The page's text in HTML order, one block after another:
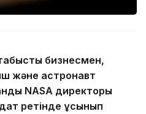
бизнесмен,
және астронавт
NASA директоры
ретінде ұсынып